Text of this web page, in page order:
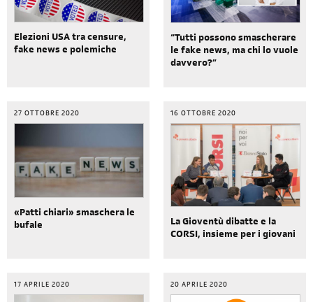
Elezioni USA tra censure,
fake news e polemiche
“Tutti possono smascherare
le fake news, ma chi lo vuole
davvero?”
27 OTTOBRE 2020
«Patti chiari» smaschera le
bufale
16 OTTOBRE 2020
La Gioventù dibatte e la
CORSI, insieme per i giovani
17 APRILE 2020 20 APRILE 2020